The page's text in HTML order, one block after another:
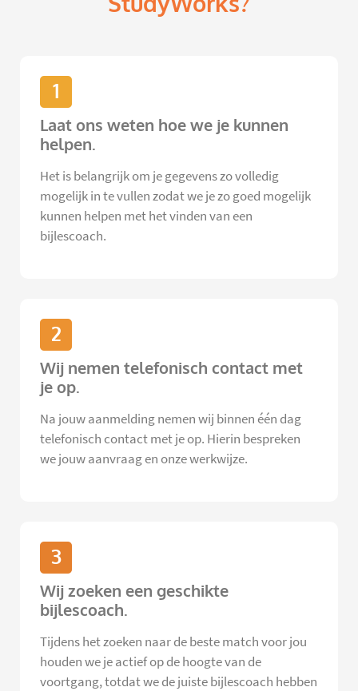
1
Laat ons weten hoe we je kunnen
helpen.
Het is belangrijk om je gegevens zo volledig
mogelijk in te vullen zodat we je zo goed mogelijk
kunnen helpen met het vinden van een
bijlescoach.
2
Wij nemen telefonisch contact met
je op.
Na jouw aanmelding nemen wij binnen één dag
telefonisch contact met je op. Hierin bespreken
we jouw aanvraag en onze werkwijze.
3
Wij zoeken een geschikte
bijlescoach.
Tijdens het zoeken naar de beste match voor jou
houden we je actief op de hoogte van de
voortgang, totdat we de juiste bijlescoach hebben